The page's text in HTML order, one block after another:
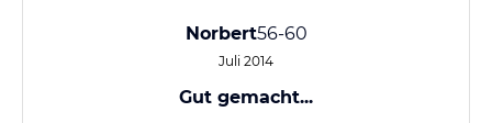
Norbert56-60
Juli 2014
Gut gemacht...